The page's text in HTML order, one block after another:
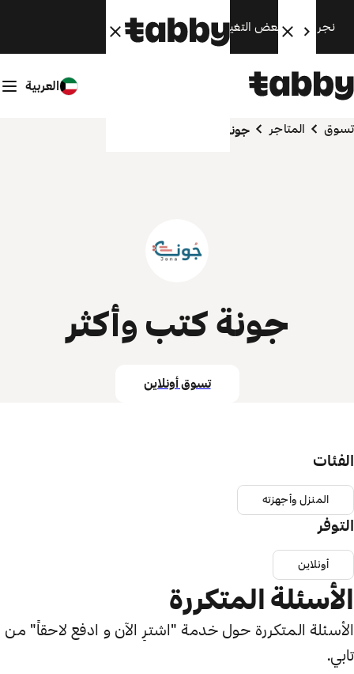
نجري الآن بعض التغييرات. سنعود قريبًا.
العربية
تسوق المتاجر جونة كتب وأكثر
جونة كتب وأكثر
تسوق أونلاين
الفئات
المنزل وأجهزته
التوفر
أونلاين
الأسئلة المتكررة
الأسئلة المتكررة حول خدمة "اشترِ الآن و ادفع لاحقاً" من
تابي.